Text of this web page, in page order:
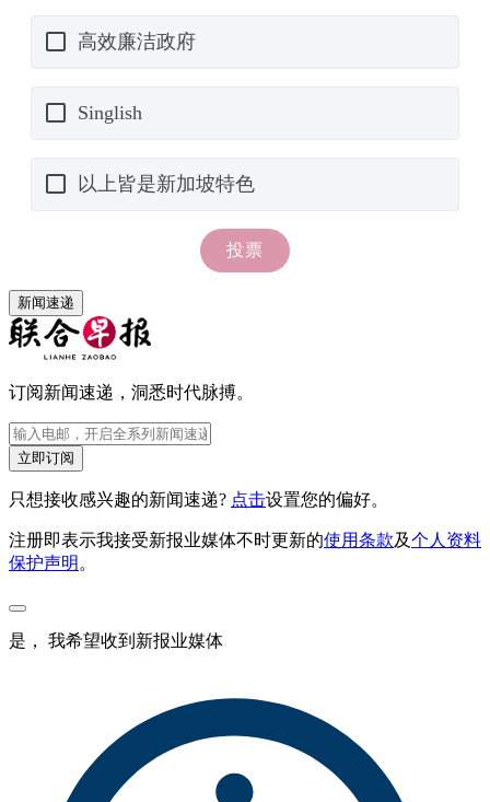
新闻速递
订阅新闻速递，洞悉时代脉搏。
立即订阅
只想接收感兴趣的新闻速递? 点击设置您的偏好。
注册即表示我接受新报业媒体不时更新的使用条款及个人资料
保护声明 。
是， 我希望收到新报业媒体